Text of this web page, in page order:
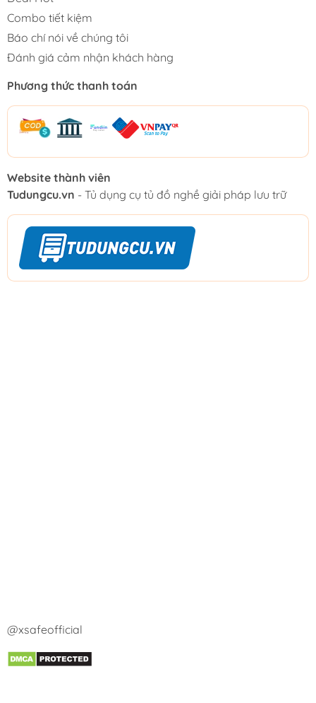
Combo tiết kiệm
Báo chí nói về chúng tôi
Đánh giá cảm nhận khách hàng
Phương thức thanh toán
Website thành viên
Tudungcu.vn - Tủ dụng cụ tủ đồ nghề giải pháp lưu trữ
@xsafeofficial